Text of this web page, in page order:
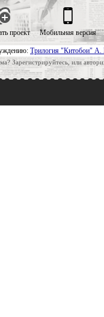
Трилогия "Китобои" А.
Зарегистрируйтесь, или
проект Мобильная версия